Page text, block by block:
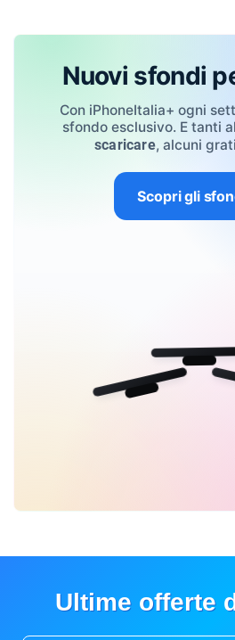
Nuovi sfondi
Con iPhoneItalia+ ogni
sfondo esclusivo. E tanti
scaricare, alcuni
Scopri gli
Ultime offerte